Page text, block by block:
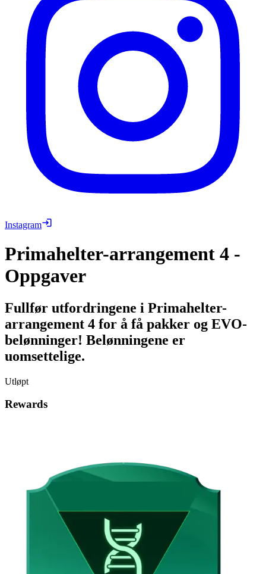
Instagram
Primahelter-arrangement 4 -
Oppgaver
Fullfør utfordringene i Primahelter-
arrangement 4 for å få pakker og EVO-
belønninger! Belønningene er
uomsettelige.
Utløpt
Rewards